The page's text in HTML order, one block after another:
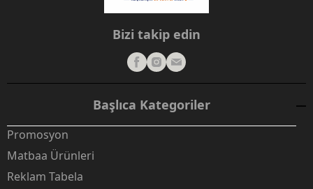
Bizi takip edin
Başlıca Kategoriler
Promosyon
Matbaa Ürünleri
Reklam Tabela